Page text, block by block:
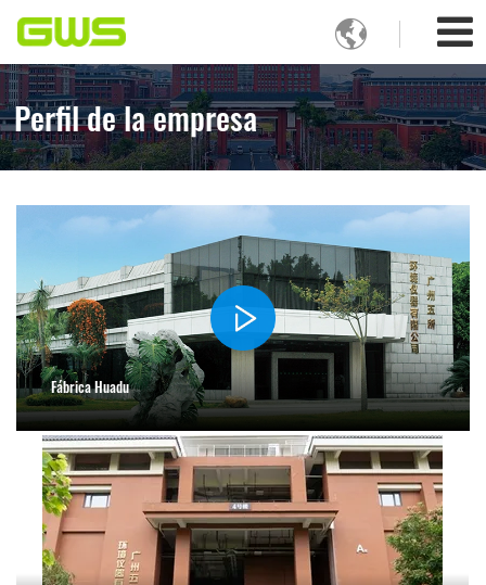

Perfil de la empresa
Fábrica Huadu